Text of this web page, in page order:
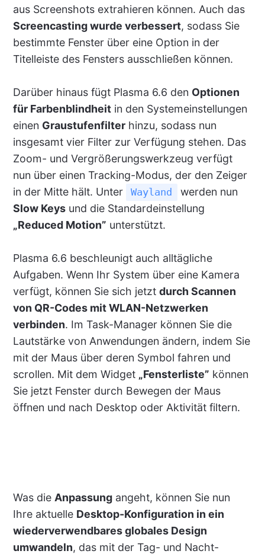
aus Screenshots extrahieren können. Auch das
Screencasting wurde verbessert, sodass Sie
bestimmte Fenster über eine Option in der
Titelleiste des Fensters ausschließen können.
Darüber hinaus fügt Plasma 6.6 den Optionen
für Farbenblindheitin den Systemeinstellungen
einen Graustufenfilterhinzu, sodass nun
insgesamt vier Filter zur Verfügung stehen. Das
Zoom- und Vergrößerungswerkzeug verfügt
nun über einen Tracking-Modus, der den Zeiger
in der Mitte hält. Unter
Wayland
werden nun
Slow Keysund die Standardeinstellung
„Reduced Motion” unterstützt.
Plasma 6.6 beschleunigt auch alltägliche
Aufgaben. Wenn Ihr System über eine Kamera
verfügt, können Sie sich jetzt durch Scannen
von QR-Codes mit WLAN-Netzwerken
verbinden. Im Task-Manager können Sie die
Lautstärke von Anwendungen ändern, indem Sie
mit der Maus über deren Symbol fahren und
scrollen. Mit dem Widget „Fensterliste” können
Sie jetzt Fenster durch Bewegen der Maus
öffnen und nach Desktop oder Aktivität filtern.
Was die Anpassungangeht, können Sie nun
Ihre aktuelle Desktop-Konfiguration in ein
wiederverwendbares globales Design
umwandeln, das mit der Tag- und Nacht-